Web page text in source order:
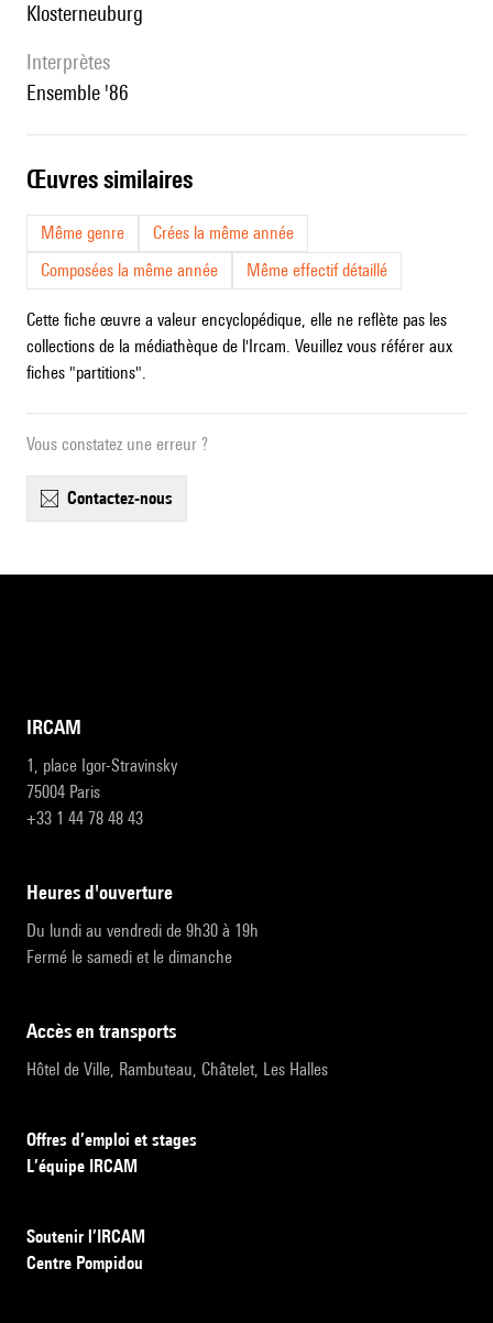
Klosterneuburg
interprètes
Ensemble '86
œuvres similaires
Même genre
Crées la même année
Composées la même année
Même effectif détaillé
Cette fiche œuvre a valeur encyclopédique, elle ne reflète pas les
collections de la médiathèque de l'Ircam. Veuillez vous référer aux
fiches "partitions".
Vous constatez une erreur ?
contactez-nous
IRCAM
1, place Igor-Stravinsky
75004 Paris
+33 1 44 78 48 43
heures d'ouverture
Du lundi au vendredi de 9h30 à 19h
Fermé le samedi et le dimanche
accès en transports
Hôtel de Ville, Rambuteau, Châtelet, Les Halles
Offres d’emploi et stages
L’équipe IRCAM
Soutenir l’IRCAM
Centre Pompidou